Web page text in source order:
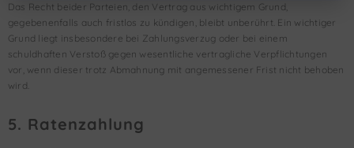
Das Recht beider Parteien, den Vertrag aus wichtigem Grund,
gegebenenfalls auch fristlos zu kündigen, bleibt unberührt. Ein wichtiger
Grund liegt insbesondere bei Zahlungsverzug oder bei einem
schuldhaften Verstoß gegen wesentliche vertragliche Verpflichtungen
vor, wenn dieser trotz Abmahnung mit angemessener Frist nicht behoben
wird.
5. Ratenzahlung